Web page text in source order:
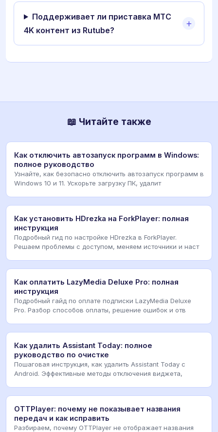
Поддерживает ли приставка МТС
4K контент из Rutube?
📖 Читайте также
Как отключить автозапуск программ в Windows:
полное руководство
Узнайте, как безопасно отключить автозапуск программ в
Windows 10 и 11. Ускорьте загрузку ПК, удалит
Как установить HDrezka на ForkPlayer: полная
инструкция
Подробный гид по настройке HDrezka в ForkPlayer.
Решаем проблемы с доступом, меняем источники и наст
Как оплатить LazyMedia Deluxe Pro: полная
инструкция
Подробный гайд по оплате подписки LazyMedia Deluxe
Pro. Разбор способов оплаты, решение ошибок и отв
Как удалить Assistant Today: полное
руководство по очистке
Пошаговая инструкция, как удалить Assistant Today с
Android. Эффективные методы отключения виджета,
OTTPlayer: почему не показывает названия
передач и как исправить
Разбираем, почему OTTPlayer не отображает названия